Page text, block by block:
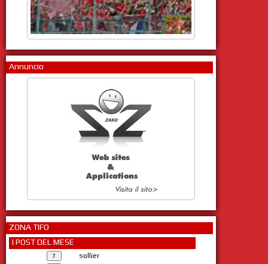
Annuncio
ZONA TIFO
I POST DEL MESE
sollier